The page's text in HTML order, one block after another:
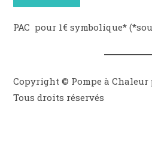
PAC pour 1€ symbolique*
Copyright © Pompe à Chaleur
Tous droits réservés